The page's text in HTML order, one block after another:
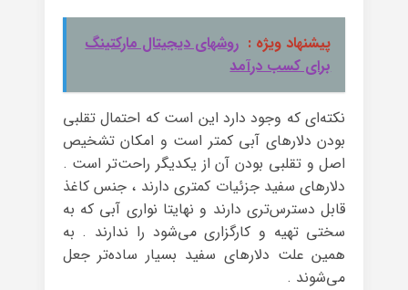
پیشنهاد ویژه : روشهای دیجیتال مارکتینگ
برای کسب درآمد
نکته‌ای که وجود دارد این است که احتمال تقلبی
بودن دلارهای آبی کمتر است و امکان تشخیص
اصل و تقلبی بودن آن از یکدیگر راحت‌تر است .
دلارهای سفید جزئیات کمتری دارند ، جنس کاغذ
قابل دسترس‌تری دارند و نهایتا نواری آبی که به
سختی تهیه و کارگزاری می‌شود را ندارند . به
همین علت دلارهای سفید بسیار ساده‌تر جعل
می‌شوند .